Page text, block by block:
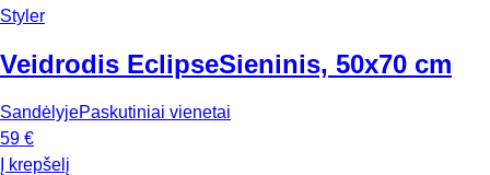
Styler
Veidrodis EclipseSieninis, 50x70 cm
SandėlyjePaskutiniai vienetai
59 €
Į krepšelį